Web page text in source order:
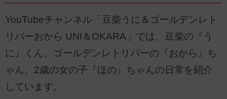
YouTubeチャンネル「豆柴うに＆ゴールデンレト
リバーおから UNI＆OKARA」では、豆柴の『う
に』くん、ゴールデンレトリバーの『おから』ち
ゃん、2歳の女の子『ほの』ちゃんの日常を紹介
しています。